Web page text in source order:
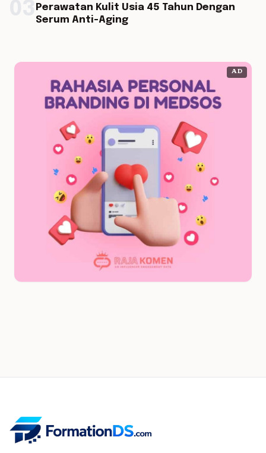
Perawatan Kulit Usia 45 Tahun Dengan
Serum Anti-Aging
AD